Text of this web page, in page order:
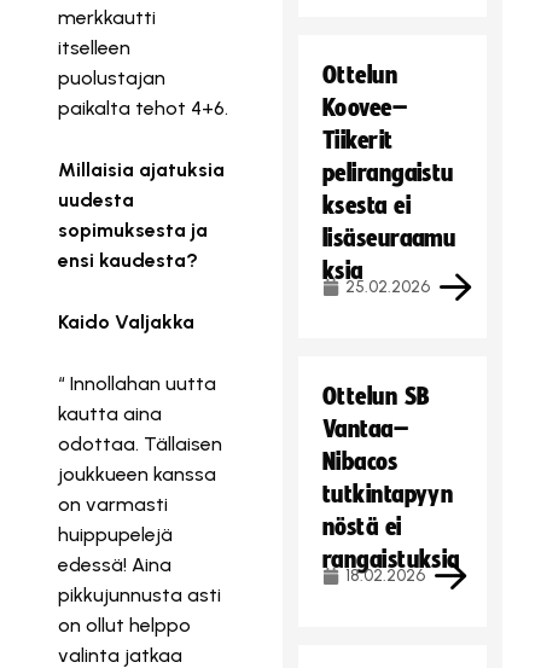
merkkautti
itselleen
puolustajan
paikalta tehot 4+6.
Millaisia ajatuksia
uudesta
sopimuksesta ja
ensi kaudesta?
Kaido Valjakka
“ Innollahan uutta
kautta aina
odottaa. Tällaisen
joukkueen kanssa
on varmasti
huippupelejä
edessä! Aina
pikkujunnusta asti
on ollut helppo
valinta jatkaa
Ottelun
Koovee–
Tiikerit
pelirangaistu
ksesta ei
lisäseuraamu
ksia
25.02.2026
Ottelun SB
Vantaa–
Nibacos
tutkintapyyn
nöstä ei
rangaistuksia
18.02.2026